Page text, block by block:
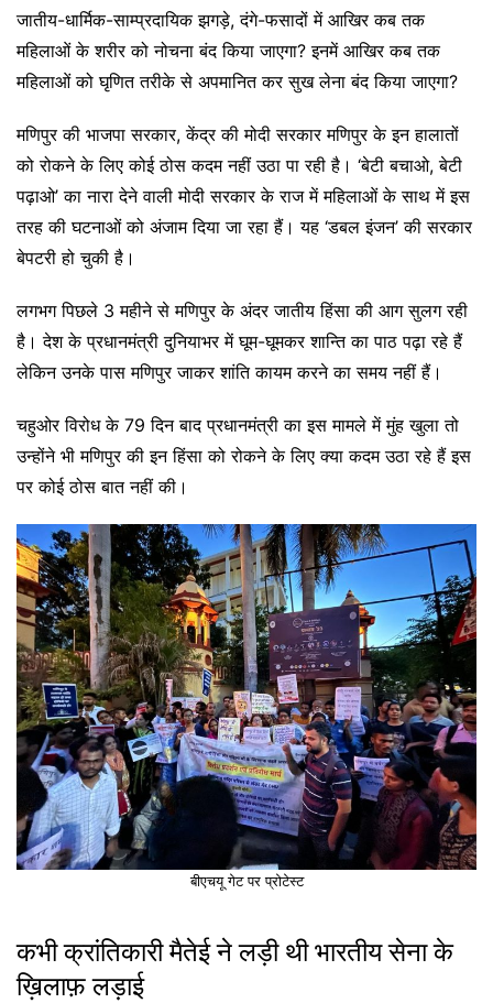
जातीय-धार्मिक-साम्प्रदायिक झगड़े, दंगे-फसादों में आखिर कब तक
महिलाओं के शरीर को नोचना बंद किया जाएगा? इनमें आखिर कब तक
महिलाओं को घृणित तरीके से अपमानित कर सुख लेना बंद किया जाएगा?
मणिपुर की भाजपा सरकार, केंद्र की मोदी सरकार मणिपुर के इन हालातों
को रोकने के लिए कोई ठोस कदम नहीं उठा पा रही है। ‘बेटी बचाओ, बेटी
पढ़ाओ’ का नारा देने वाली मोदी सरकार के राज में महिलाओं के साथ में इस
तरह की घटनाओं को अंजाम दिया जा रहा हैं। यह ‘डबल इंजन’ की सरकार
बेपटरी हो चुकी है।
लगभग पिछले 3 महीने से मणिपुर के अंदर जातीय हिंसा की आग सुलग रही
है। देश के प्रधानमंत्री दुनियाभर में घूम-घूमकर शान्ति का पाठ पढ़ा रहे हैं
लेकिन उनके पास मणिपुर जाकर शांति कायम करने का समय नहीं हैं।
चहुओर विरोध के 79 दिन बाद प्रधानमंत्री का इस मामले में मुंह खुला तो
उन्होंने भी मणिपुर की इन हिंसा को रोकने के लिए क्या कदम उठा रहे हैं इस
पर कोई ठोस बात नहीं की।
बीएचयू गेट पर प्रोटेस्ट
कभी क्रांतिकारी मैतेई ने लड़ी थी भारतीय सेना के
ख़िलाफ़ लड़ाई